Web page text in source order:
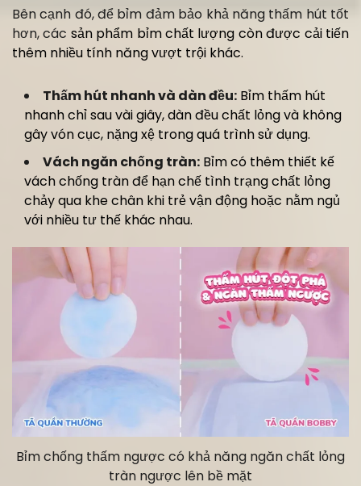
Bên cạnh đó, để bỉm đảm bảo khả năng thấm hút tốt
hơn, các sản phẩm bỉm chất lượng còn được cải tiến
thêm nhiều tính năng vượt trội khác.
Thấm hút nhanh và dàn đều: Bỉm thấm hút
nhanh chỉ sau vài giây, dàn đều chất lỏng và không
gây vón cục, nặng xệ trong quá trình sử dụng.
Vách ngăn chống tràn: Bỉm có thêm thiết kế
vách chống tràn để hạn chế tình trạng chất lỏng
chảy qua khe chân khi trẻ vận động hoặc nằm ngủ
với nhiều tư thế khác nhau.
Bỉm chống thấm ngược có khả năng ngăn chất lỏng
tràn ngược lên bề mặt